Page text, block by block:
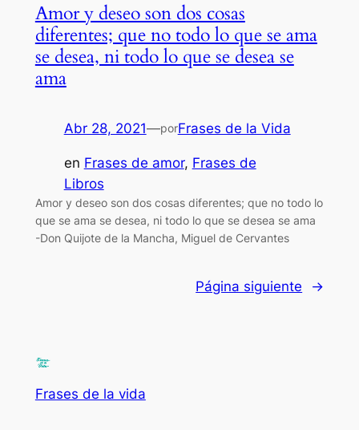
Amor y deseo son dos cosas
diferentes; que no todo lo que se ama
se desea, ni todo lo que se desea se
ama
Abr 28, 2021—porFrases de la Vida
en Frases de amor, Frases de
Libros
Amor y deseo son dos cosas diferentes; que no todo lo
que se ama se desea, ni todo lo que se desea se ama
-Don Quijote de la Mancha, Miguel de Cervantes
Página siguiente →
Frases de la vida